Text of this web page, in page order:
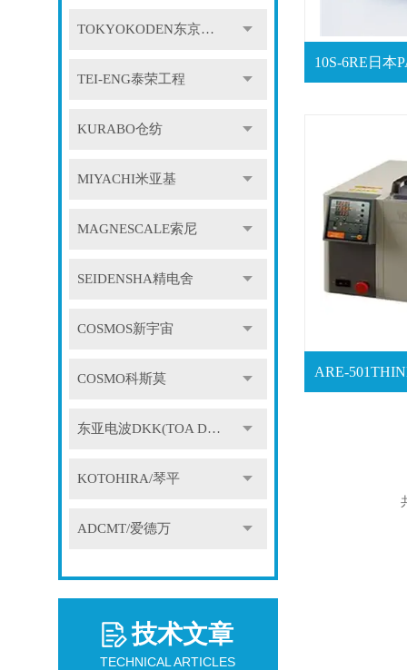
TOKYOKODEN东京光电
TEI-ENG泰荣工程
KURABO仓纺
MIYACHI米亚基
MAGNESCALE索尼
SEIDENSHA精电舍
COSMOS新宇宙
COSMO科斯莫
东亚电波DKK(TOA DKK)
KOTOHIRA/琴平
ADCMT/爱德万
技术文章
TECHNICAL ARTICLES